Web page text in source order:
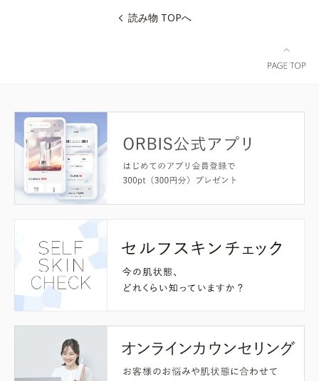
読み物 TOPへ